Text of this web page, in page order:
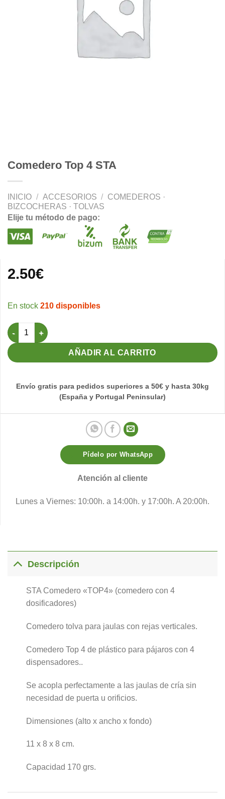
Comedero Top 4 STA
INICIO / ACCESORIOS / COMEDEROS ·
BIZCOCHERAS · TOLVAS
Elije tu método de pago:
2.50€
210 disponibles
Comedero Top 4 STA cantidad
AÑADIR AL CARRITO
Envío gratis para pedidos superiores a 50€ y hasta 30kg
(España y Portugal Peninsular)
Pídelo por WhatsApp
Atención al cliente
Lunes a Viernes: 10:00h. a 14:00h. y 17:00h. A 20:00h.
Descripción
STA Comedero «TOP4» (comedero con 4
dosificadores)
Comedero tolva para jaulas con rejas verticales.
Comedero Top 4 de plástico para pájaros con 4
dispensadores..
Se acopla perfectamente a las jaulas de cría sin
necesidad de puerta u orificios.
Dimensiones (alto x ancho x fondo)
11 x 8 x 8 cm.
Capacidad 170 grs.